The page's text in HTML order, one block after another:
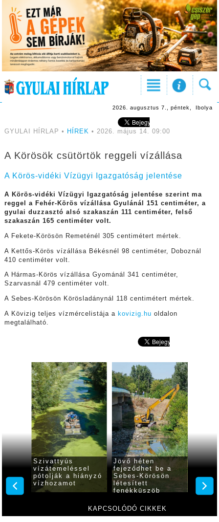
2026. augusztus 7., péntek, Ibolya
GYULAI HÍRLAP • HÍREK • 2026. május 14. 09:00
A Körösök csütörtök reggeli vízállása
A Körös-vidéki Vízügyi Igazgatóság jelentése
A Körös-vidéki Vízügyi Igazgatóság jelentése szerint ma
reggel a Fehér-Körös vízállása Gyulánál 151 centiméter, a
gyulai duzzasztó alsó szakaszán 111 centiméter, felső
szakaszán 165 centiméter volt.
A Fekete-Körösön Remeténél 305 centimétert mértek.
A Kettős-Körös vízállása Békésnél 98 centiméter, Doboznál
410 centiméter volt.
A Hármas-Körös vízállása Gyománál 341 centiméter,
Szarvasnál 479 centiméter volt.
A Sebes-Körösön Körösladánynál 118 centimétert mértek.
A Kövizig teljes vízmércelistája a kovizig.hu oldalon
megtalálható.
KAPCSOLÓDÓ CIKKEK
a
Szivattyús
vízátemeléssel
pótolják a hiányzó
vízhozamot
Jövő héten
fejeződhet be a
Sebes-Körösön
létesített
fenékküszöb
A